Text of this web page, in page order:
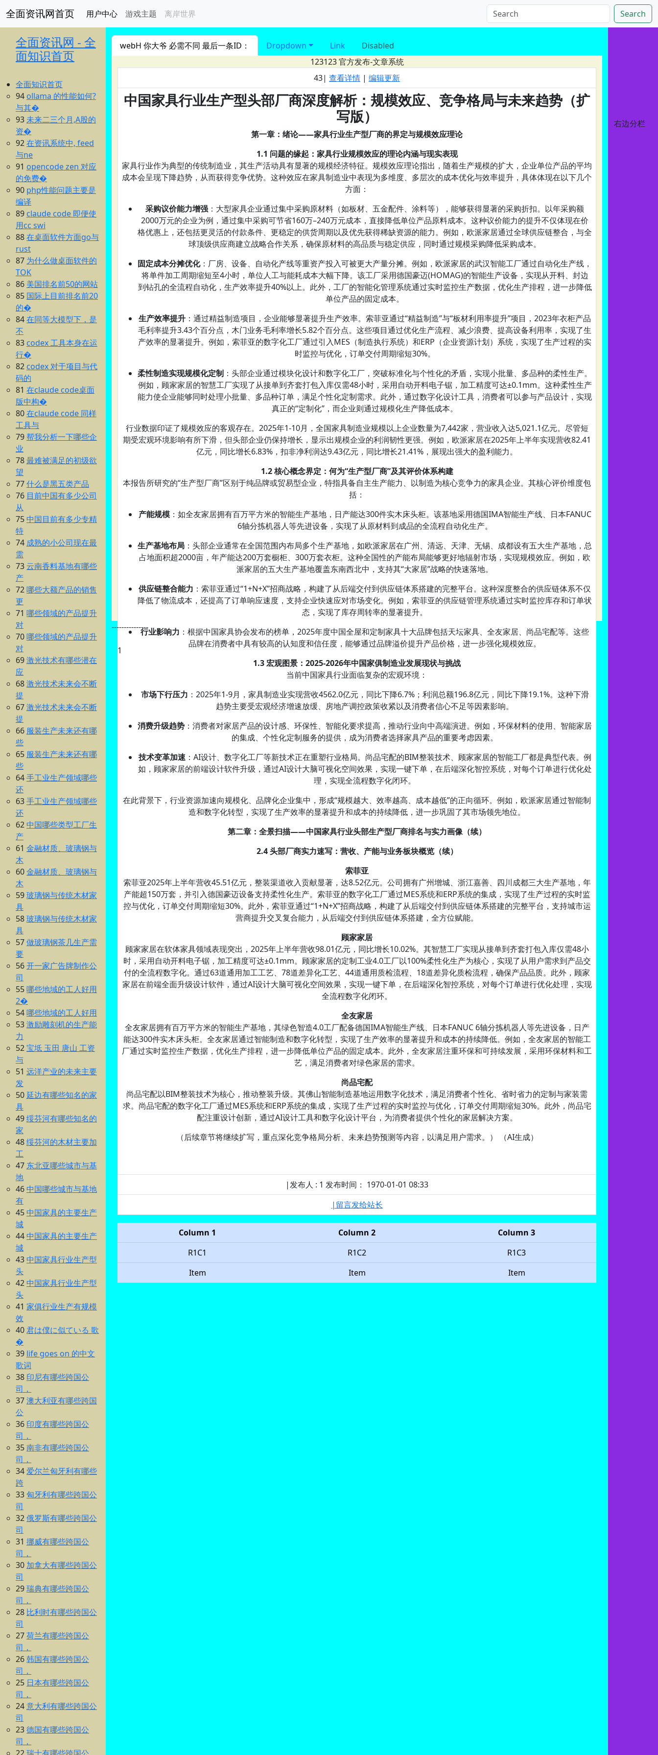
全面资讯网首页 用户中心 游戏主题 离岸世界 Search
全面资讯网 - 全
面知识首页
全面知识首页
94 ollama 的性能如何?
与其�
93未来二三个月,A股的
资�
92在资讯系统中, feed
与ne
91 opencode zen 对应
的免费�
90 php性能问题主要是
编译
89 claude code 即便使
用cc swi
88在桌面软件方面go与
rust
87 为什么做桌面软件的
TOK
86 美国排名前50的网站
85 国际上目前排名前20
的�
84在同等大模型下，是
不
83 codex 工具本身在运
行�
82 codex 对于项目与代
码的
81 在claude code桌面
版中构�
80在claude code 同样
工具与
79帮我分析一下哪些企
业
78最难被满足的初级欲
望
77什么是黑五类产品
76 目前中国有多少公司
从
75 中国目前有多少专精
特
74 成熟的小公司现在最
需
73云南香料基地有哪些
产
72哪些大额产品的销售
更
71 哪些领域的产品提升
对
70哪些领域的产品提升
对
69激光技术有哪些潜在
应
68激光技术未来会不断
提
67激光技术未来会不断
提
66 服装生产未来还有哪
些
65 服装生产未来还有哪
些
64手工业生产领域哪些
还
63手工业生产领域哪些
还
62 中国哪些类型工厂生
产
61 金融材质、玻璃钢与
木
60金融材质、玻璃钢与
木
59玻璃钢与传统木材家
具
58玻璃钢与传统木材家
具
57做玻璃钢茶几生产需
要
56开一家广告牌制作公
司
55哪些地域的工人好用
2�
54哪些地域的工人好用
53激励雕刻机的生产能
力
52宝坻 玉田 唐山 工资
与
51 远洋产业的未来主要
发
50延边有哪些知名的家
具
49绥芬河有哪些知名的
家
48绥芬河的木材主要加
工
47 东北亚哪些城市与基
地
46 中国哪些城市与基地
有
45 中国家具的主要生产
城
44 中国家具的主要生产
城
43 中国家具行业生产型
头
42 中国家具行业生产型
头
41 家俱行业生产有规模
效
40君は僕に似ている 歌
�
39 life goes on 的中文
歌词
38 印尼有哪些跨国公
司，
37澳大利亚有哪些跨国
公
36 印度有哪些跨国公
司，
35南非有哪些跨国公
司，
34爱尔兰匈牙利有哪些
跨
33匈牙利有哪些跨国公
司
32俄罗斯有哪些跨国公
司
31 挪威有哪些跨国公
司，
30 加拿大有哪些跨国公
司
29瑞典有哪些跨国公
司，
28 比利时有哪些跨国公
司
27荷兰有哪些跨国公
司，
26韩国有哪些跨国公
司，
25 日本有哪些跨国公
司，
24意大利有哪些跨国公
司
23德国有哪些跨国公
司，
webH 你大爷 必需不同 最后一条ID： Dropdown Link
Disabled
123123官方发布-文章系统
43| 查看详情 | 编辑更新
中国家具行业生产型头部厂商深度解析：规模效应、竞争格局与未来趋势（扩
写版）
第一章：绪论——家具行业生产型厂商的界定与规模效应理论
1.1 问题的缘起：家具行业规模效应的理论内涵与现实表现
家具行业作为典型的传统制造业，其生产活动具有显著的规模经济特征。规模效应理论指出，随着生产规模的扩大，企业单位产品的平均
成本会呈现下降趋势，从而获得竞争优势。这种效应在家具制造业中表现为多维度、多层次的成本优化与效率提升，具体体现在以下几个
方面：
采购议价能力增强 ：大型家具企业通过集中采购原材料（如板材、五金配件、涂料等），能够获得显著的采购折扣。以年采购额
2000万元的企业为例，通过集中采购可节省160万–240万元成本，直接降低单位产品原料成本。这种议价能力的提升不仅体现在价
格优惠上，还包括更灵活的付款条件、更稳定的供货周期以及优先获得稀缺资源的能力。例如，欧派家居通过全球供应链整合，与全
球顶级供应商建立战略合作关系，确保原材料的高品质与稳定供应，同时通过规模采购降低采购成本。
固定成本分摊优化：厂房、设备、自动化产线等重资产投入可被更大产量分摊。例如，欧派家居的武汉智能工厂通过自动化生产线，
将单件加工周期缩短至4小时，单位人工与能耗成本大幅下降。该工厂采用德国豪迈(HOMAG)的智能生产设备，实现从开料、封边
到钻孔的全流程自动化，生产效率提升40%以上。此外，工厂的智能化管理系统通过实时监控生产数据，优化生产排程，进一步降低
单位产品的固定成本。
生产效率提升 ：通过精益制造项目，企业能够显著提升生产效率。索菲亚通过“精益制造”与“板材利用率提升”项目，2023年衣柜产品
毛利率提升3.43个百分点，木门业务毛利率增长5.82个百分点。这些项目通过优化生产流程、减少浪费、提高设备利用率，实现了生
产效率的显著提升。例如，索菲亚的数字化工厂通过引入MES（制造执行系统）和ERP（企业资源计划）系统，实现了生产过程的实
时监控与优化，订单交付周期缩短30%。
柔性制造实现规模化定制 ：头部企业通过模块化设计和数字化工厂，突破标准化与个性化的矛盾，实现小批量、多品种的柔性生产。
例如，顾家家居的智慧工厂实现了从接单到齐套打包入库仅需48小时，采用自动开料电子锯，加工精度可达±0.1mm。这种柔性生产
能力使企业能够同时处理小批量、多品种订单，满足个性化定制需求。此外，通过数字化设计工具，消费者可以参与产品设计，实现
真正的“定制化”，而企业则通过规模化生产降低成本。
行业数据印证了规模效应的客观存在。2025年1-10月，全国家具制造业规模以上企业数量为7,442家，营业收入达5,021.1亿元。尽管短
期受宏观环境影响有所下滑，但头部企业仍保持增长，显示出规模企业的利润韧性更强。例如，欧派家居在2025年上半年实现营收82.41
亿元，同比增长6.83%，扣非净利润达9.43亿元，同比增长21.41%，展现出强大的盈利能力。
1.2 核心概念界定：何为“生产型厂商”及其评价体系构建
本报告所研究的“生产型厂商”区别于纯品牌或贸易型企业，特指具备自主生产能力、以制造为核心竞争力的家具企业。其核心评价维度包
括：
产能规模：如全友家居拥有百万平方米的智能生产基地，日产能达300件实木床头柜。该基地采用德国IMA智能生产线、日本FANUC
6轴分拣机器人等先进设备，实现了从原材料到成品的全流程自动化生产。
生产基地布局 ：头部企业通常在全国范围内布局多个生产基地，如欧派家居在广州、清远、天津、无锡、成都设有五大生产基地，总
占地面积超2000亩，年产能达200万套橱柜、300万套衣柜。这种全国性的产能布局能够更好地辐射市场，实现规模效应。例如，欧
派家居的五大生产基地覆盖东南西北中，支持其“大家居”战略的快速落地。
供应链整合能力 ：索菲亚通过“1+N+X”招商战略，构建了从后端交付到供应链体系搭建的完整平台。这种深度整合的供应链体系不仅
降低了物流成本，还提高了订单响应速度，支持企业快速应对市场变化。例如，索菲亚的供应链管理系统通过实时监控库存和订单状
态，实现了库存周转率的显著提升。
行业影响力 ：根据中国家具协会发布的榜单，2025年度中国全屋和定制家具十大品牌包括天坛家具、全友家居、尚品宅配等。这些
品牌在消费者中具有较高的认知度和信任度，能够通过品牌溢价提升产品价格，进一步强化规模效应。
1.3 宏观图景：2025-2026年中国家俱制造业发展现状与挑战
当前中国家具行业面临复杂的宏观环境：
市场下行压力 ：2025年1-9月，家具制造业实现营收4562.0亿元，同比下降6.7%；利润总额196.8亿元，同比下降19.1%。这种下滑
趋势主要受宏观经济增速放缓、房地产调控政策收紧以及消费者信心不足等因素影响。
消费升级趋势 ：消费者对家居产品的设计感、环保性、智能化要求提高，推动行业向中高端演进。例如，环保材料的使用、智能家居
的集成、个性化定制服务的提供，成为消费者选择家具产品的重要考虑因素。
技术变革加速：AI设计、数字化工厂等新技术正在重塑行业格局。尚品宅配的BIM整装技术、顾家家居的智能工厂都是典型代表。例
如，顾家家居的前端设计软件升级，通过AI设计大脑可视化空间效果，实现一键下单，在后端深化智控系统，对每个订单进行优化处
理，实现全流程数字化闭环。
在此背景下，行业资源加速向规模化、品牌化企业集中，形成“规模越大、效率越高、成本越低”的正向循环。例如，欧派家居通过智能制
造和数字化转型，实现了生产效率的显著提升和成本的持续降低，进一步巩固了其市场领先地位。
第二章：全景扫描——中国家具行业头部生产型厂商排名与实力画像（续）
2.4 头部厂商实力速写：营收、产能与业务板块概览（续）
索菲亚
索菲亚2025年上半年营收45.51亿元，整装渠道收入贡献显著，达8.52亿元。公司拥有广州增城、浙江嘉善、四川成都三大生产基地，年
产能超150万套，并引入德国豪迈设备支持柔性化生产。索菲亚的数字化工厂通过MES系统和ERP系统的集成，实现了生产过程的实时监
控与优化，订单交付周期缩短30%。此外，索菲亚通过“1+N+X”招商战略，构建了从后端交付到供应链体系搭建的完整平台，支持城市运
营商提升交叉复合能力，从后端交付到供应链体系搭建，全方位赋能。
顾家家居
顾家家居在软体家具领域表现突出，2025年上半年营收98.01亿元，同比增长10.02%。其智慧工厂实现从接单到齐套打包入库仅需48小
时，采用自动开料电子锯，加工精度可达±0.1mm。顾家家居的定制工业4.0工厂以100%柔性化生产为核心，实现了从用户需求到产品交
付的全流程数字化。通过63道通用加工工艺、78道差异化工艺、44道通用质检流程、18道差异化质检流程，确保产品品质。此外，顾家
家居在前端全面升级设计软件，通过AI设计大脑可视化空间效果，实现一键下单，在后端深化智控系统，对每个订单进行优化处理，实现
全流程数字化闭环。
全友家居
全友家居拥有百万平方米的智能生产基地，其绿色智造4.0工厂配备德国IMA智能生产线、日本FANUC 6轴分拣机器人等先进设备，日产
能达300件实木床头柜。全友家居通过智能制造和数字化转型，实现了生产效率的显著提升和成本的持续降低。例如，全友家居的智能工
厂通过实时监控生产数据，优化生产排程，进一步降低单位产品的固定成本。此外，全友家居注重环保和可持续发展，采用环保材料和工
艺，满足消费者对绿色家居的需求。
尚品宅配
尚品宅配以BIM整装技术为核心，推动整装升级。其佛山智能制造基地运用数字化技术，满足消费者个性化、省时省力的定制与家装需
求。尚品宅配的数字化工厂通过MES系统和ERP系统的集成，实现了生产过程的实时监控与优化，订单交付周期缩短30%。此外，尚品宅
配注重设计创新，通过AI设计工具和数字化设计平台，为消费者提供个性化的家居解决方案。
（后续章节将继续扩写，重点深化竞争格局分析、未来趋势预测等内容，以满足用户需求。） （AI生成）
|发布人 : 1 发布时间： 1970-01-01 08:33
|留言发给站长
Column 1 Column 2
Column 3
R1C1
R1C2
R1C3
Item
Item Item
---------------
1
右边分栏